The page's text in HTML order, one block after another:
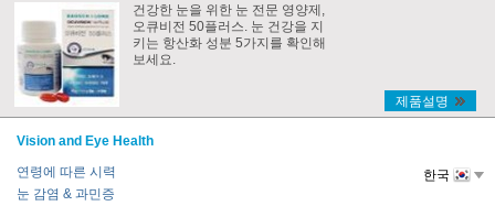
건강한 눈을 위한 눈 전문 영양제,
오큐비전 50플러스. 눈 건강을 지
키는 항산화 성분 5가지를 확인해
보세요.
제품설명
Vision and Eye Health
연령에 따른 시력
눈 감염 & 과민증
한국